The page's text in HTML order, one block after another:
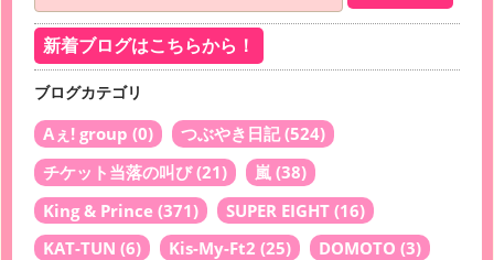
新着ブログはこちらから！
ブログカテゴリ
Aぇ! group (0) つぶやき日記(524)
チケット当落の叫び(21) 嵐 (38)
King & Prince (371) SUPER EIGHT (16)
KAT-TUN (6) Kis-My-Ft2 (25) DOMOTO (3)